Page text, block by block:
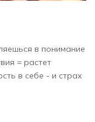
в понимание
= растет
в себе - и страх